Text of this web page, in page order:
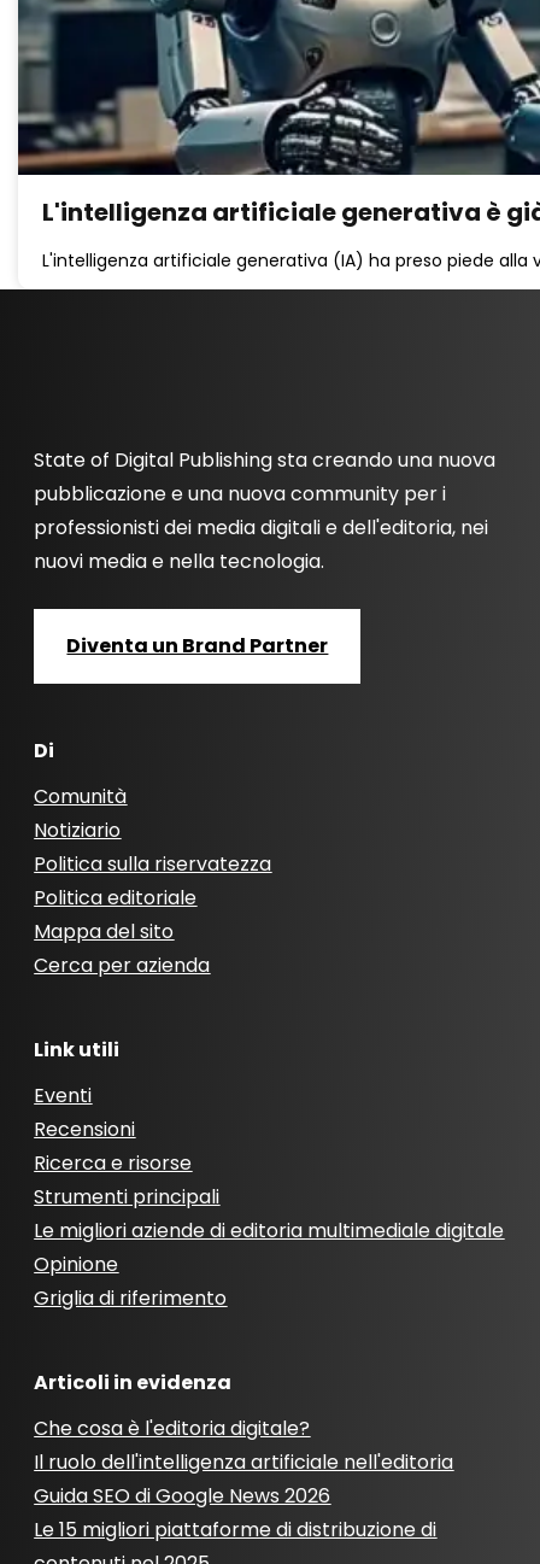
L'intelligenza artificiale generativa è
L'intelligenza artificiale generativa (IA) ha preso piede alla
State of Digital Publishing sta creando una nuova
pubblicazione e una nuova community per i
professionisti dei media digitali e dell'editoria, nei
nuovi media e nella tecnologia.
Diventa un Brand Partner
Di
Comunità
Notiziario
Politica sulla riservatezza
Politica editoriale
Mappa del sito
Cerca per azienda
Link utili
Eventi
Recensioni
Ricerca e risorse
Strumenti principali
Le migliori aziende di editoria multimediale digitale
Opinione
Griglia di riferimento
Articoli in evidenza
Che cosa è l'editoria digitale?
Il ruolo dell'intelligenza artificiale nell'editoria
Guida SEO di Google News 2026
Le 15 migliori piattaforme di distribuzione di